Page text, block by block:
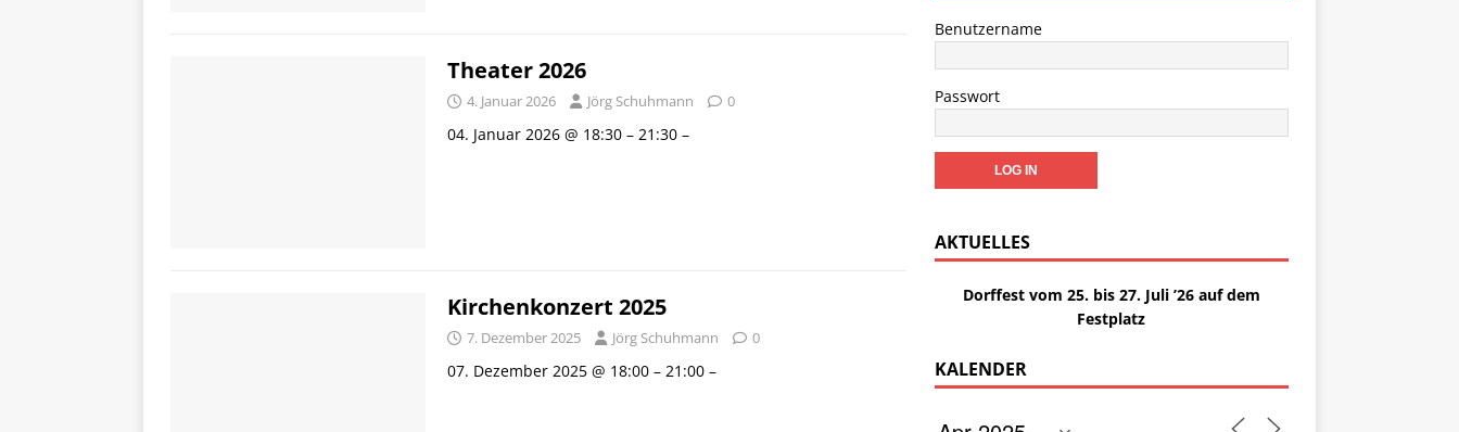
Theater 2026
4. Januar 2026 Jörg Schuhmann 0
04. Januar 2026 @ 18:30 – 21:30 –
Kirchenkonzert 2025
7. Dezember 2025 Jörg Schuhmann 0
07. Dezember 2025 @ 18:00 – 21:00 –
Benutzername
Passwort
AKTUELLES
Dorffest vom 25. bis 27. Juli ’26 auf dem
Festplatz
KALENDER